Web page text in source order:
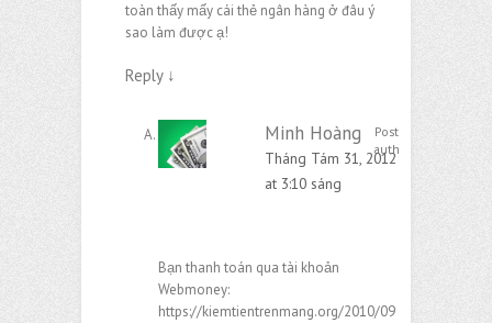
toàn thấy mấy cái thẻ ngân hàng ở đâu ý
sao làm được ạ!
Reply ↓
Minh Hoàng
Post
author
Tháng Tám 31, 2012
at 3:10 sáng
Bạn thanh toán qua tài khoản
Webmoney:
https://kiemtientrenmang.org/2010/09